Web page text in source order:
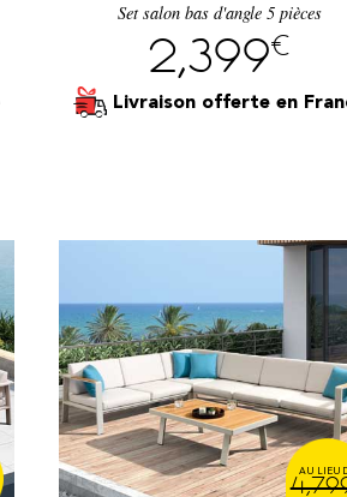
Set salon bas d'angle 5 pièces
2,399€
Livraison offerte